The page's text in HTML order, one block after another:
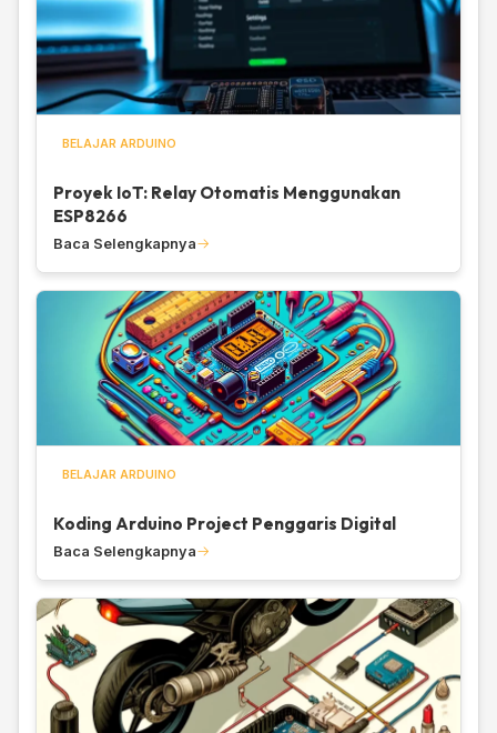
BELAJAR ARDUINO
Proyek IoT: Relay Otomatis Menggunakan
ESP8266
Baca Selengkapnya
BELAJAR ARDUINO
Koding Arduino Project Penggaris Digital
Baca Selengkapnya